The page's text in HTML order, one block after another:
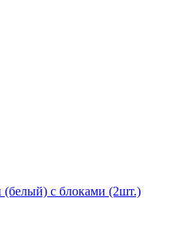
(белый) с блоками (2шт.)